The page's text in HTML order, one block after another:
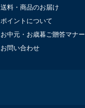
送料・商品のお届け
ポイントについて
お中元・お歳暮ご贈答マナー
お問い合わせ